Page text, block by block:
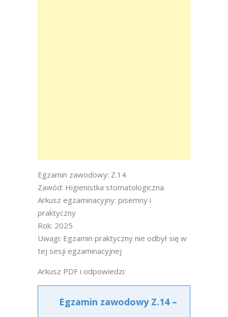
Egzamin zawodowy: Z.14
Zawód: Higienistka stomatologiczna
Arkusz egzaminacyjny: pisemny i
praktyczny
Rok: 2025
Uwagi: Egzamin praktyczny nie odbył się w
tej sesji egzaminacyjnej
Arkusz PDF i odpowiedzi:
Egzamin zawodowy Z.14 –